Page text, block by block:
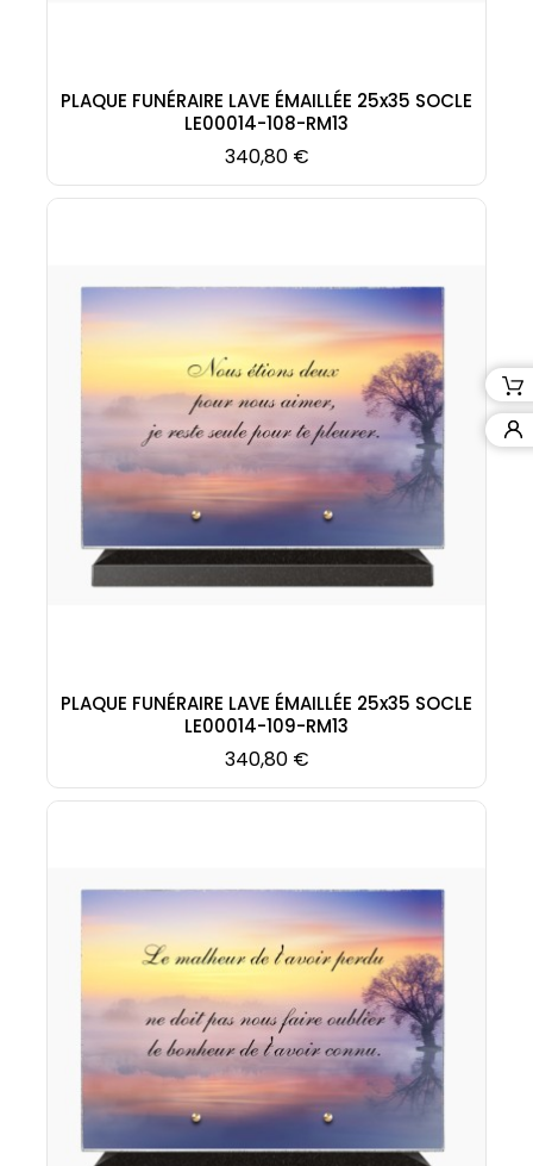
PLAQUE FUNÉRAIRE LAVE ÉMAILLÉE 25x35 SOCLE
LE00014-108-RM13
Prix
340,80 €
PLAQUE FUNÉRAIRE LAVE ÉMAILLÉE 25x35 SOCLE
LE00014-109-RM13
Prix
340,80 €